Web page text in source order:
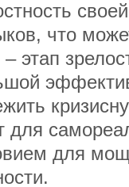
что
– этап
для
для